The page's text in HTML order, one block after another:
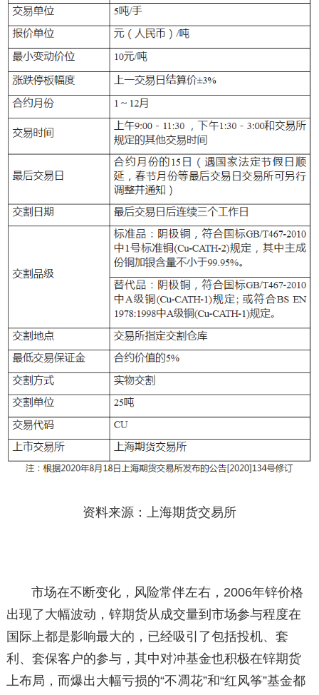
资料来源：上海期货交易所
市场在不断变化，风险常伴左右，2006年锌价格
出现了大幅波动，锌期货从成交量到市场参与程度在
国际上都是影响最大的，已经吸引了包括投机、套
利、套保客户的参与，其中对冲基金也积极在锌期货
上布局，而爆出大幅亏损的“不凋花”和“红风筝”基金都